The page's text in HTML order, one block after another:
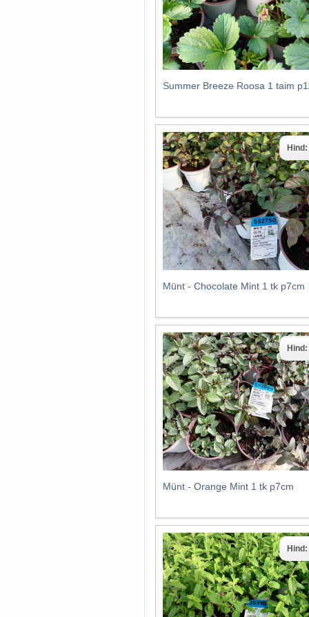
Summer Breeze Roosa 1 taim
Münt - Chocolate Mint 1 tk p7cm
Hind:
Münt - Orange Mint 1 tk p7cm
Hind:
Hind: